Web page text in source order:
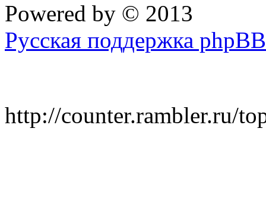
Powered by © 2013
Русская поддержка phpBB
http://counter.rambler.ru/